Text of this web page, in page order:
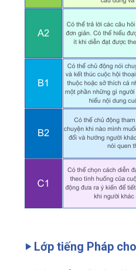
‣ Lớp tiếng Pháp